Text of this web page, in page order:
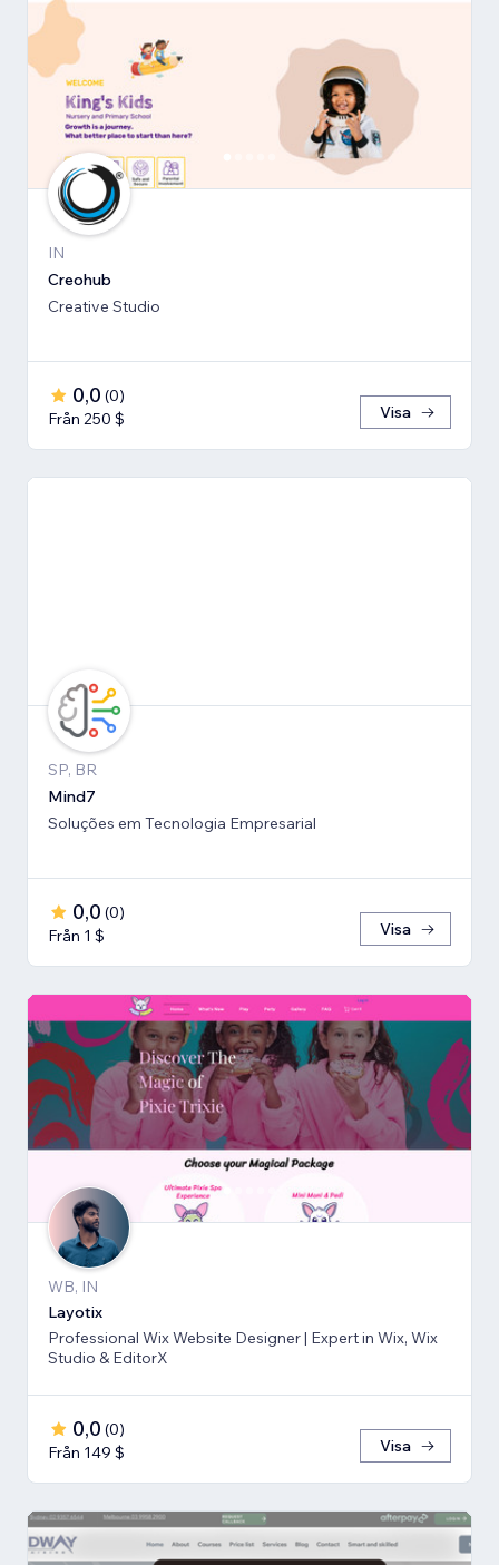
IN
Creohub
Creative Studio
0,0 (0)
Från 250 $
Visa
SP, BR
Mind7
Soluções em Tecnologia Empresarial
0,0 (0)
Från 1 $
Visa
WB, IN
Layotix
Professional Wix Website Designer | Expert in Wix, Wix
Studio & EditorX
0,0 (0)
Från 149 $
Visa